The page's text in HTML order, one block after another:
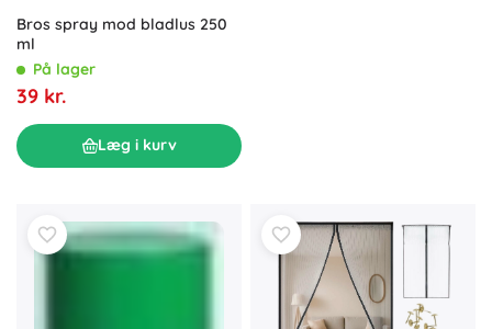
Bros spray mod bladlus 250
ml
På lager
39 kr.
Læg i kurv